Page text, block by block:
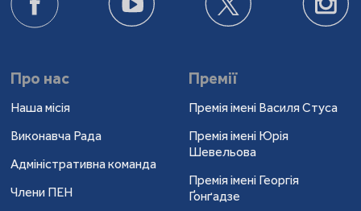
Про нас
Наша місія
Виконавча Рада
Адміністративна команда
Члени ПЕН
Премії
Премія імені Василя Стуса
Премія імені Юрія
Шевельова
Премія імені Георгія
Ґонґадзе